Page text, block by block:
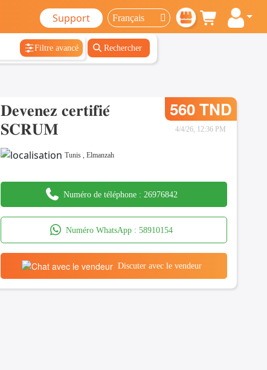
Support
Filtre avancé Rechercher
𝐃𝐞𝐯𝐞𝐧𝐞𝐳 𝐜𝐞𝐫𝐭𝐢𝐟𝐢𝐞́
𝐒𝐂𝐑𝐔𝐌
560 TND
4/4/26, 12:36 PM
Tunis ,Elmanzah
Numéro de téléphone : 26976842
Numéro WhatsApp :58910154
Discuter avec le vendeur